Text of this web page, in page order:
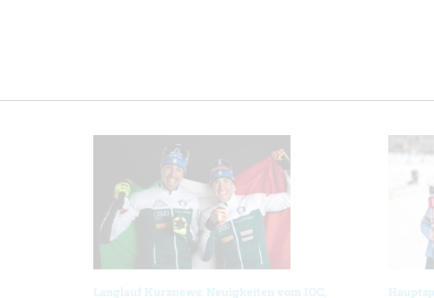
Langlauf Kurznews: Neuigkeiten vom IOC,